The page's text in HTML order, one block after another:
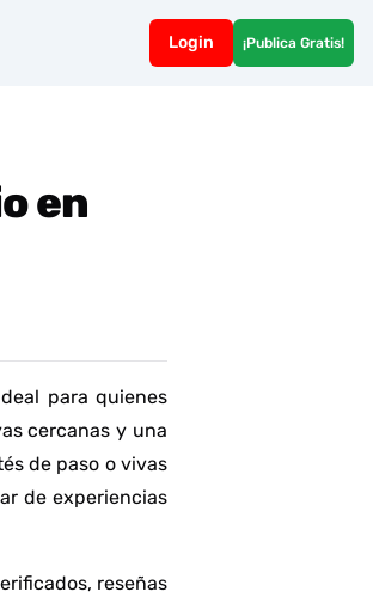
Login ¡Publica Gratis!
en
para quienes
cercanas y una
de paso o vivas
de experiencias
reseñas